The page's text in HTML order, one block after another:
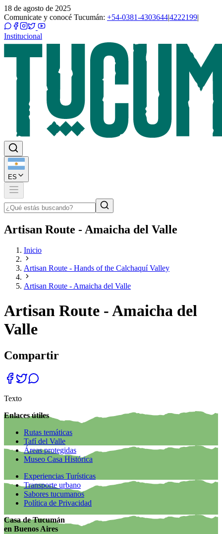
18 de agosto de 2025
Comunicate y conocé Tucumán: +54-0381-4303644|4222199|
Institucional
ES
Artisan Route - Amaicha del Valle
Inicio
Artisan Route - Hands of the Calchaquí Valley
Artisan Route - Amaicha del Valle
Artisan Route - Amaicha del
Valle
Compartir
Texto
Enlaces útiles
Rutas temáticas
Tafí del Valle
Áreas protegidas
Museo Casa Histórica
Experiencias Turísticas
Transporte urbano
Sabores tucumanos
Política de Privacidad
Casa de Tucumán
en Buenos Aires